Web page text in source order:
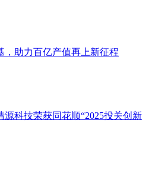
，助力百亿产值再上新征程
科技荣获同花顺“2025投关创新